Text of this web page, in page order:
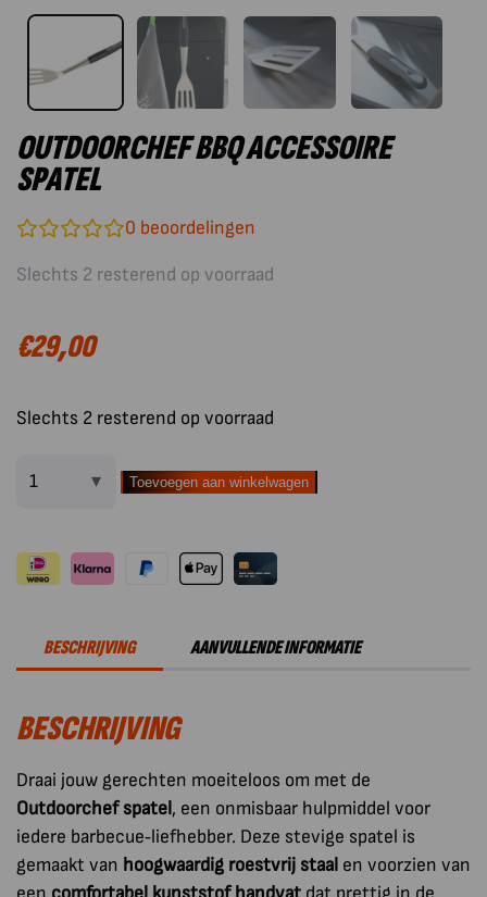
OUTDOORCHEF BBQ ACCESSOIRE
SPATEL
0 beoordelingen
Slechts 2 resterend op voorraad
€29,00
Slechts 2 resterend op voorraad
Outdoorchef
Accessoire
Spatel
Toevoegen aan winkelwagen
BESCHRIJVING AANVULLENDE INFORMATIE
BESCHRIJVING
Draai jouw gerechten moeiteloos om met de
Outdoorchef spatel, een onmisbaar hulpmiddel voor
iedere barbecue‑liefhebber. Deze stevige spatel is
gemaakt van hoogwaardig roestvrij staal en voorzien van